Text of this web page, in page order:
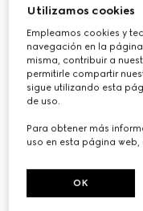
Sudadera infantil de
€ 390
Variacionesblanco
Utilizamos cookies
Empleamos cookies y
navegación en la
misma, contribuir a
permitirle compartir
sigue utilizando esta
de uso.
Para obtener más
uso en esta página web,
OK